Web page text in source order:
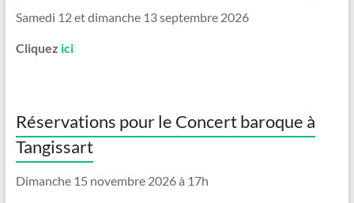
Samedi 12 et dimanche 13 septembre 2026
Cliquez ici
Réservations pour le Concert baroque à
Tangissart
Dimanche 15 novembre 2026 à 17h